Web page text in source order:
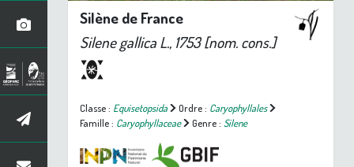
Silène de France
Silene gallica L., 1753 [nom. cons.]
Classe : Equisetopsida Ordre : Caryophyllales
Famille : Caryophyllaceae Genre : Silene